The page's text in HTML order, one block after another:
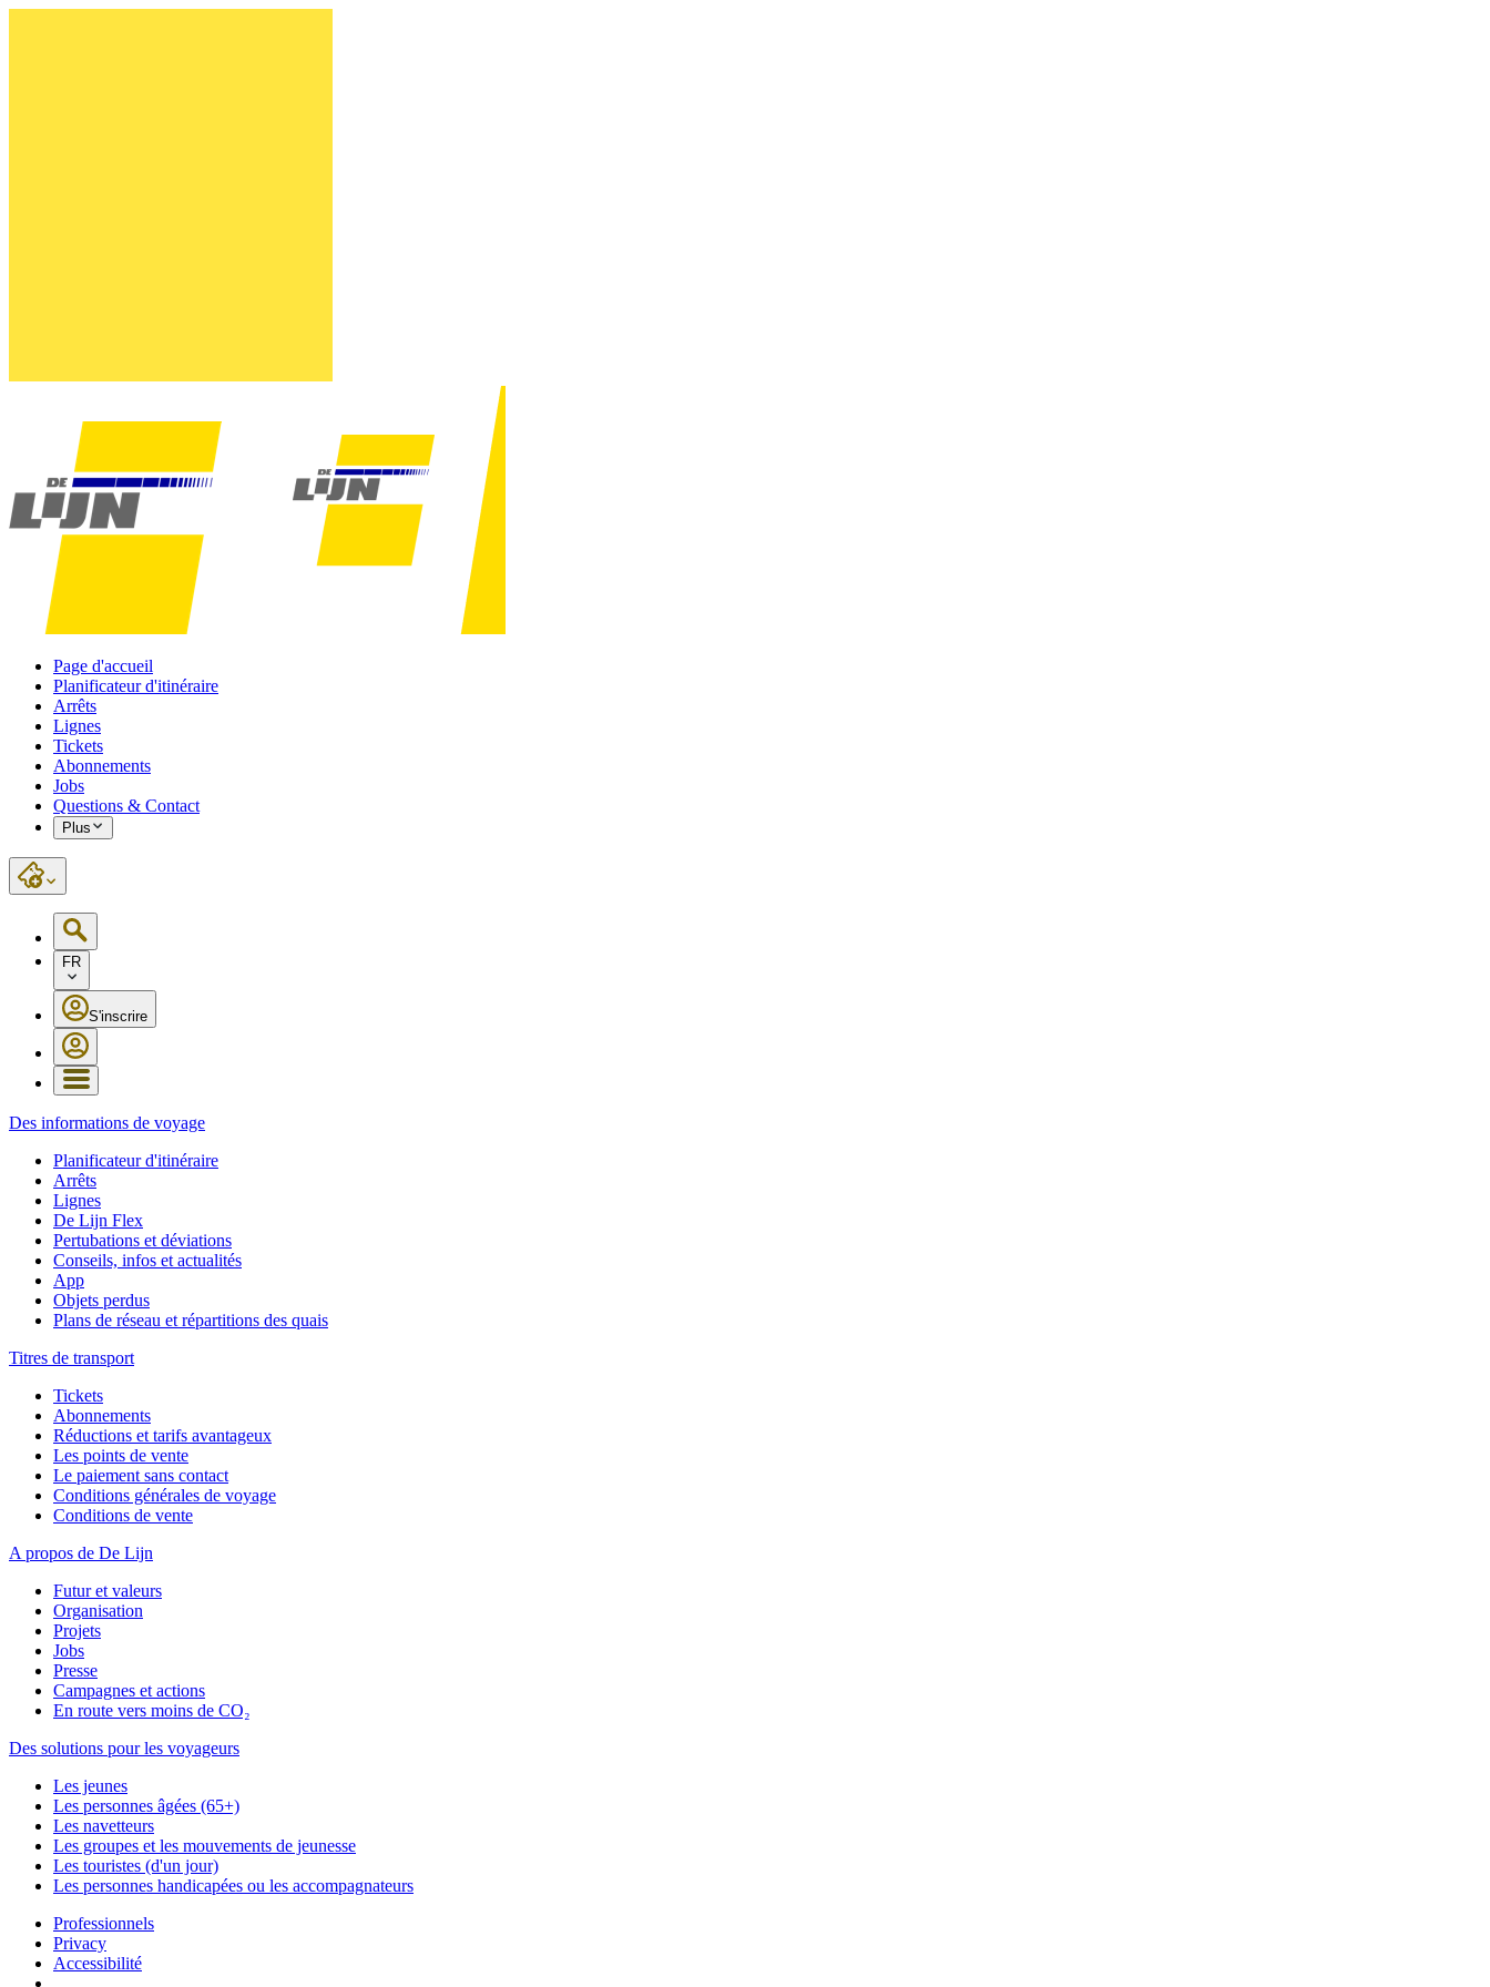
Page d'accueil
Planificateur d'itinéraire
Arrêts
Lignes
Tickets
Abonnements
Jobs
Questions & Contact
Plus
FR
S'inscrire
Des informations de voyage
Planificateur d'itinéraire
Arrêts
Lignes
De Lijn Flex
Pertubations et déviations
Conseils, infos et actualités
App
Objets perdus
Plans de réseau et répartitions des quais
Titres de transport
Tickets
Abonnements
Réductions et tarifs avantageux
Les points de vente
Le paiement sans contact
Conditions générales de voyage
Conditions de vente
A propos de De Lijn
Futur et valeurs
Organisation
Projets
Jobs
Presse
Campagnes et actions
En route vers moins de CO₂
Des solutions pour les voyageurs
Les jeunes
Les personnes âgées (65+)
Les navetteurs
Les groupes et les mouvements de jeunesse
Les touristes (d'un jour)
Les personnes handicapées ou les accompagnateurs
Professionnels
Privacy
Accessibilité